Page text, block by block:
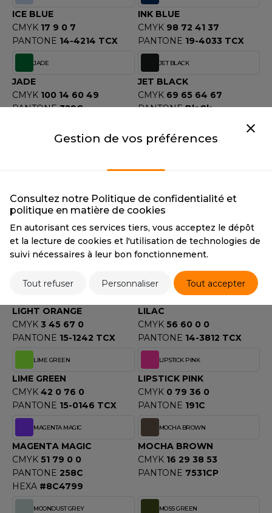
ICE BLUE
CMYK 17 9 0 7
PANTONE 14-4214 TCX
INK BLUE
CMYK 98 72 41 37
PANTONE 19-4033 TCX
JADE
JADE
CMYK 100 14 60 49
PANTONE 329C
JET BLACK
JET BLACK
CMYK 69 65 64 67
PANTONE BlaCk
KELLY GREEN KHAKI
LAGOON BLUE
LAGOON BLUE
CMYK 82 27 37 10
PANTONE 18-4735 TCX
LAVENDER
LAVENDER
CMYK 18 20 5 1
PANTONE 2563C
#CBA3D8
LIGHT ORANGE
CMYK 3 45 67 0
PANTONE 15-1242 TCX
LILAC
CMYK 56 60 0 0
PANTONE 14-3812 TCX
LIME GREEN
LIME GREEN
CMYK 42 0 76 0
PANTONE 15-0146 TCX
LIPSTICK PINK
LIPSTICK PINK
CMYK 0 79 36 0
PANTONE 191C
MAGENTA MAGIC
MAGENTA MAGIC
CMYK 51 79 0 0
PANTONE 258C
HEXA #8C4799
MOCHA BROWN
MOCHA BROWN
CMYK 16 29 38 53
PANTONE 7531CP
MOONDUST GREY MOSS GREEN
Gestion de vos préférences
Consultez notre Politique de confidentialité et
politique en matière de cookies
En autorisant ces services tiers, vous acceptez le dépôt
et la lecture de cookies et l'utilisation de technologies de
suivi nécessaires à leur bon fonctionnement.
Tout refuser Personnaliser Tout accepter